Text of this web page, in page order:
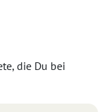
die Du bei